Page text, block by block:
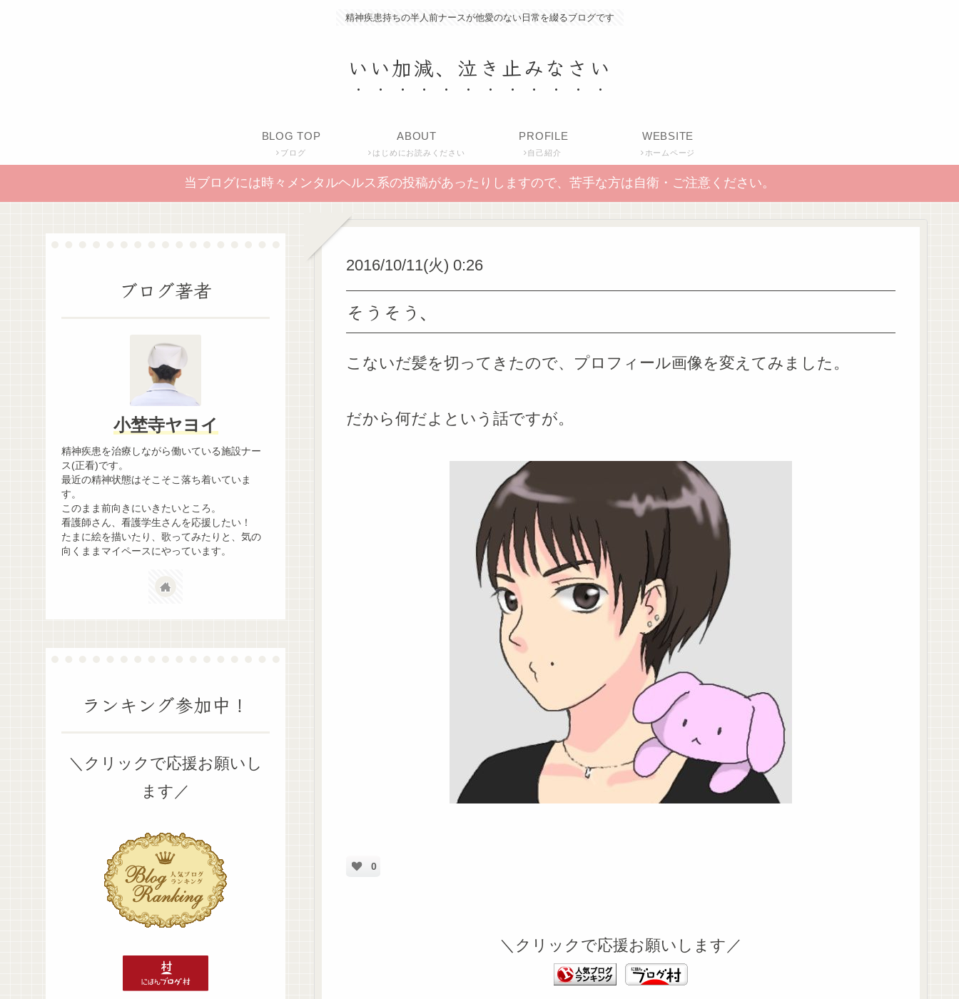
精神疾患持ちの半人前ナースが他愛のない日常を綴るブログです
いい加減、泣き止みなさい
BLOG TOP
ブログ
ABOUT
はじめにお読みください
PROFILE
自己紹介
WEBSITE
ホームページ
当ブログには時々メンタルヘルス系の投稿があったりしますので、苦手な方は自衛・ご注意ください。
2016/10/11(火) 0:26
そうそう、
こないだ髪を切ってきたので、プロフィール画像を変えてみました。
だから何だよという話ですが。
0
＼クリックで応援お願いします／
ブログ著者
小埜寺ヤヨイ
精神疾患を治療しながら働いている施設ナー
ス(正看)です。
最近の精神状態はそこそこ落ち着いていま
す。
このまま前向きにいきたいところ。
看護師さん、看護学生さんを応援したい！
たまに絵を描いたり、歌ってみたりと、気の
向くままマイペースにやっています。
ランキング参加中！
＼クリックで応援お願いし
ます／